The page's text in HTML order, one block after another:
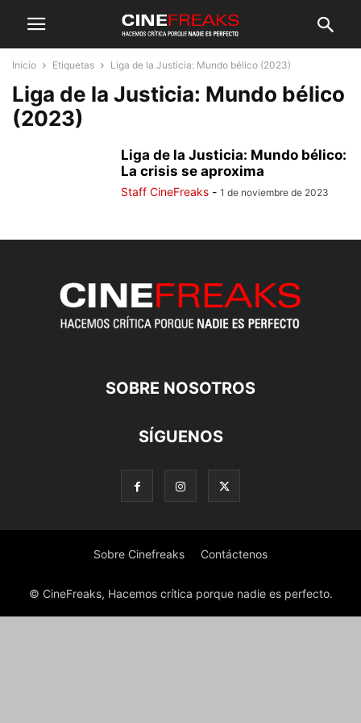
Inicio Etiquetas Liga de la Justicia: Mundo bélico (2023)
Liga de la Justicia: Mundo bélico
(2023)
Liga de la Justicia: Mundo bélico:
La crisis se aproxima
Staff CineFreaks - 1 de noviembre de 2023
SOBRE NOSOTROS
SÍGUENOS
Sobre Cinefreaks Contáctenos
© CineFreaks, Hacemos crítica porque nadie es perfecto.